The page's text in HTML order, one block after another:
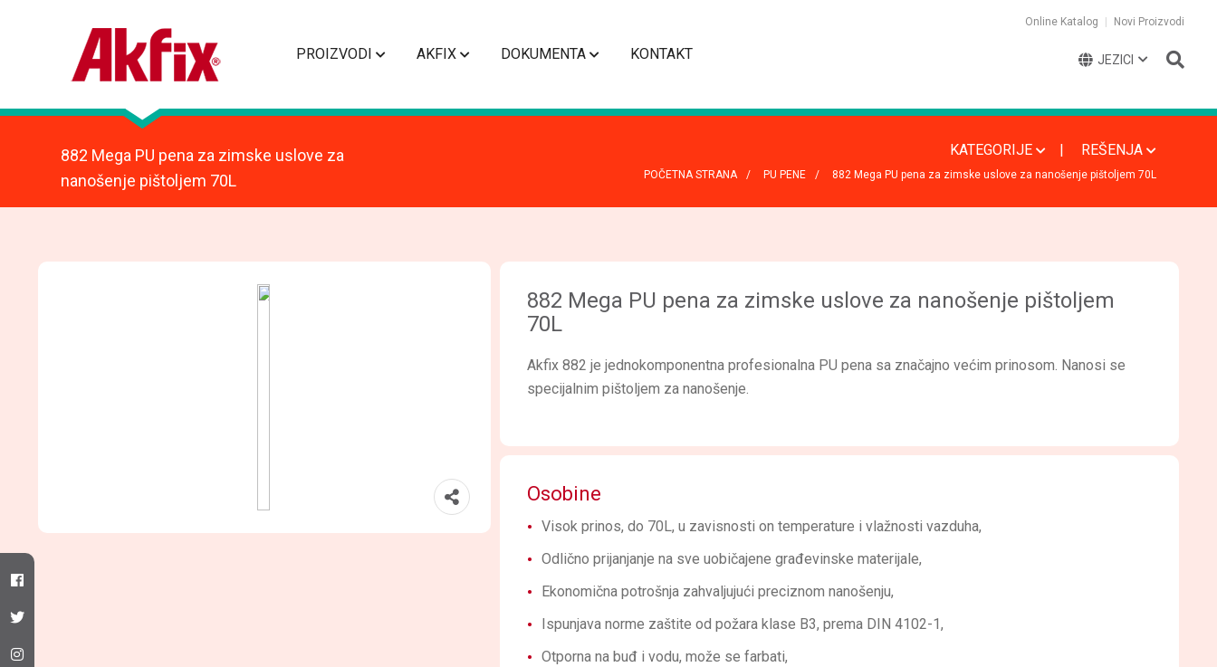
PROIZVODI AKFIX DOKUMENTA KONTAKT
Online Katalog Novi Proizvodi
JEZICI
882 Mega PU pena za zimske uslove za
nanošenje pištoljem 70L
KATEGORIJE REŠENJA
POČETNA STRANA PU PENE 882 Mega PU pena za zimske uslove za nanošenje pištoljem 70L
882 Mega PU pena za zimske uslove za nanošenje pištoljem
70L
Akfix 882 je jednokomponentna profesionalna PU pena sa značajno većim prinosom. Nanosi se
specijalnim pištoljem za nanošenje.
Osobine
Visok prinos, do 70L, u zavisnosti on temperature i vlažnosti vazduha,
Odlično prijanjanje na sve uobičajene građevinske materijale,
Ekonomična potrošnja zahvaljujući preciznom nanošenju,
Ispunjava norme zaštite od požara klase B3, prema DIN 4102-1,
Otporna na buđ i vodu, može se farbati,